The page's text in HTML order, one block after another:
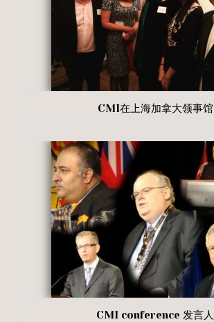
CMI在上海加拿大领事馆
CMI conference 发言人